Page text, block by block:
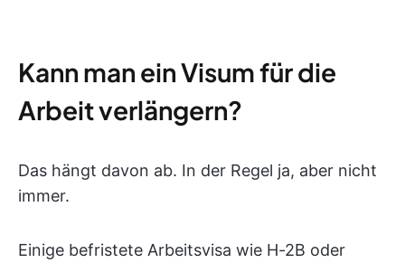
Kann man ein Visum für die
Arbeit verlängern?
Das hängt davon ab. In der Regel ja, aber nicht
immer.
Einige befristete Arbeitsvisa wie H-2B oder